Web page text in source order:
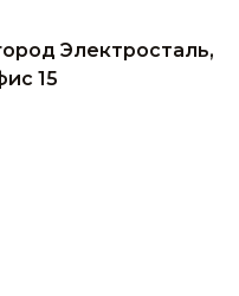
Электросталь,
15